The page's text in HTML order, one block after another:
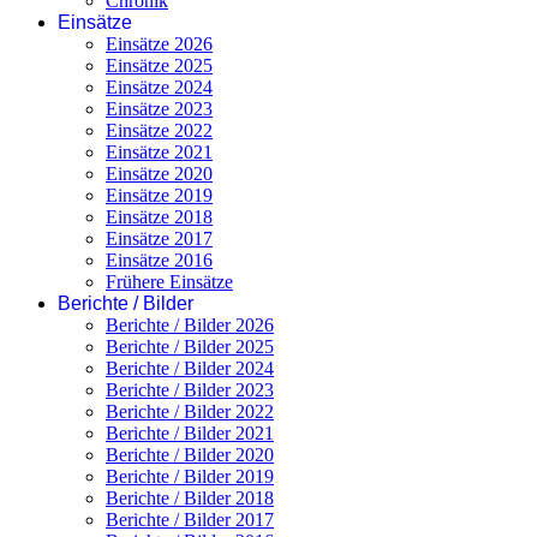
Einsätze
Einsätze 2026
Einsätze 2025
Einsätze 2024
Einsätze 2023
Einsätze 2022
Einsätze 2021
Einsätze 2020
Einsätze 2019
Einsätze 2018
Einsätze 2017
Einsätze 2016
Frühere Einsätze
Berichte / Bilder
Berichte / Bilder 2026
Berichte / Bilder 2025
Berichte / Bilder 2024
Berichte / Bilder 2023
Berichte / Bilder 2022
Berichte / Bilder 2021
Berichte / Bilder 2020
Berichte / Bilder 2019
Berichte / Bilder 2018
Berichte / Bilder 2017